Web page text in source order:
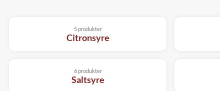
Citronsyre
5 produkter
Saltsyre
6 produkter